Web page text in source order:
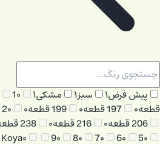
پیش فرض۱ سبز۱ مشکی۱ 1۰
قطعه۰ 197 قطعه ۰ 199 قطعه ۰ 2۰
206 قطعه
۰ 216 قطعه ۰ 238 قطعه
5۰ 6۰ 7۰ 8۰ 9۰ Koya۰